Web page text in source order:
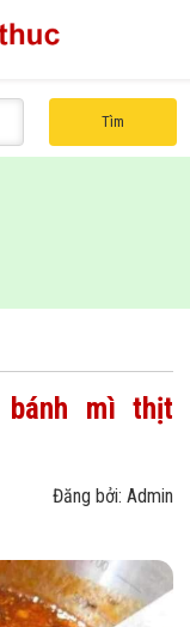
Tìm
bánh mì thịt
Đăng bởi: Admin